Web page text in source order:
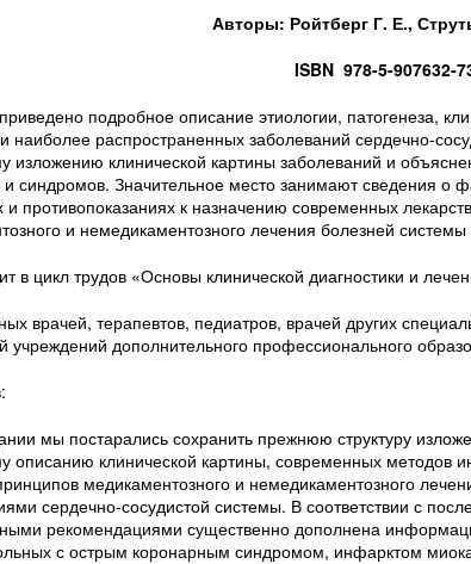
Авторы: Ройтберг Г. Е.,
ISBN 978-5-907632-
подробное описание этиологии, патогенеза,
наиболее распространенных заболеваний сердечно-
изложению клинической картины заболеваний и
синдромов. Значительное место занимают сведения о
и противопоказаниях к назначению современных
и немедикаментозного лечения болезней
в цикл трудов «Основы клинической диагностики и
врачей, терапевтов, педиатров, врачей других
учреждений дополнительного профессионального
мы постарались сохранить прежнюю структуру
описанию клинической картины, современных методов
медикаментозного и немедикаментозного
сердечно-сосудистой системы. В соответствии с
рекомендациями существенно дополнена
с острым коронарным синдромом, инфарктом